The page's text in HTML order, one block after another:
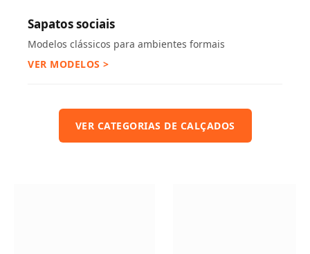
Sapatos sociais
Modelos clássicos para ambientes formais
VER MODELOS >
VER CATEGORIAS DE CALÇADOS